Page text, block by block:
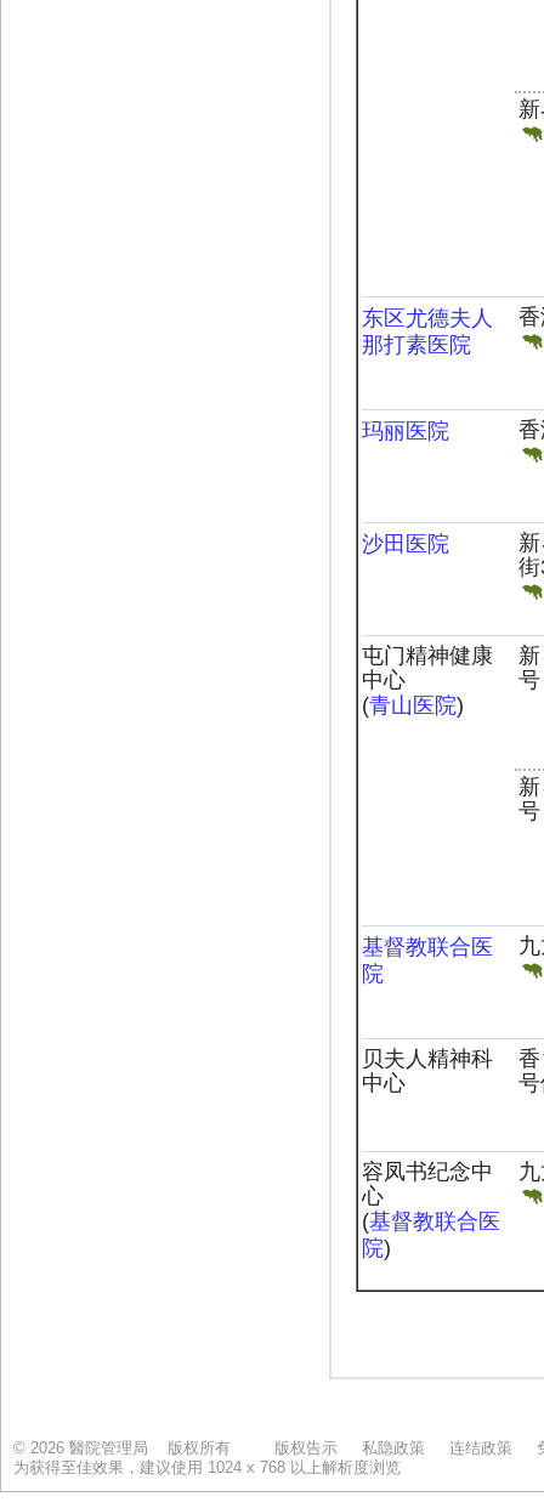
© 2026 醫院管理局 版权所有 版权告示 私隐政策 连结政策
为获得至佳效果，建议使用 1024 x 768 以上解析度浏览